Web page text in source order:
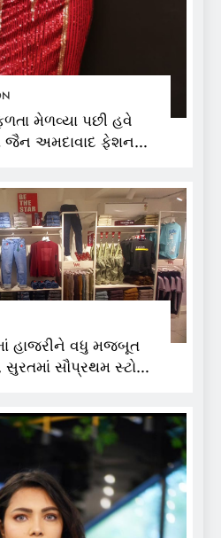
મેળવ્યા પછી હવે
જૈન અમદાવાદ ફેશન
હાજરીને વધુ મજબૂત
સૌપ્રથમ સ્ટોર